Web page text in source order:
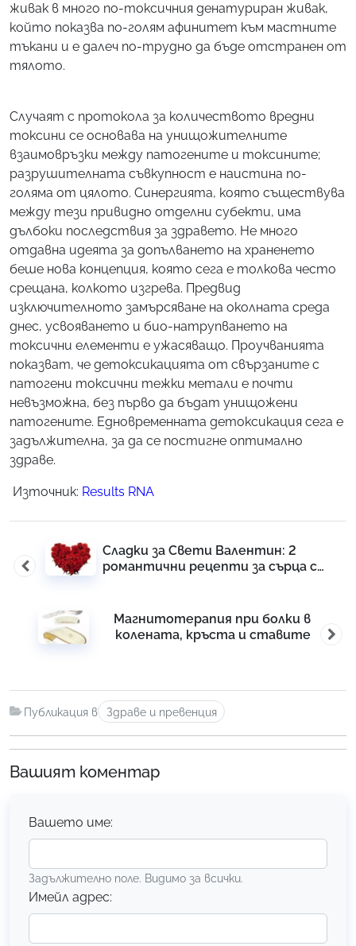
живак в много по-токсичния денатуриран живак,
който показва по-голям афинитет към мастните
тъкани и е далеч по-трудно да бъде отстранен от
тялото.
Случаят с протокола за количеството вредни
токсини се основава на унищожителните
взаимовръзки между патогените и токсините;
разрушителната съвкупност е наистина по-
голяма от цялото. Синергията, която съществува
между тези привидно отделни субекти, има
дълбоки последствия за здравето. Не много
отдавна идеята за допълването на храненето
беше нова концепция, която сега е толкова често
срещана, колкото изгрева. Предвид
изключителното замърсяване на околната среда
днес, усвояването и био-натрупването на
токсични елементи е ужасяващо. Проучванията
показват, че детоксикацията от свързаните с
патогени токсични тежки метали е почти
невъзможна, без първо да бъдат унищожени
патогените. Едновременната детоксикация сега е
задължителна, за да се постигне оптимално
здраве.
Източник: Results RNA
navigationСладки за Свети Валентин: 2
романтични рецепти за сърца с
Магнитотерапия при болки в
колената, кръста и ставите
Публикация в Здраве и превенция
Вашият коментар
Вашето име:
Задължително поле. Видимо за всички.
Имейл адрес: